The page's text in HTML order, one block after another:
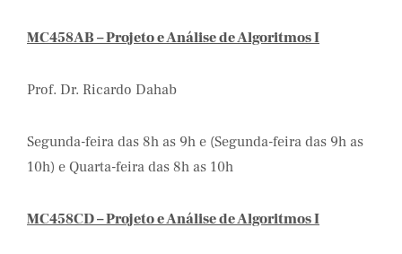
MC458AB – Projeto e Análise de Algoritmos I
Prof. Dr. Ricardo Dahab
Segunda-feira das 8h as 9h e (Segunda-feira das 9h as
10h) e Quarta-feira das 8h as 10h
MC458CD – Projeto e Análise de Algoritmos I